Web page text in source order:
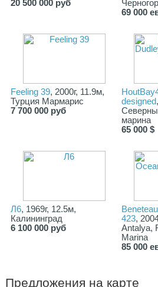
20 500 000 руб
69 000
Feeling 39, 2000г, 11.9м,
Турция Мармарис
7 700 000 руб
designed
марина
65 000 $
Л6, 1969г, 12.5м,
Калининград
6 100 000 руб
423,
Antalya,
Marina
85 000
Предложения на карте